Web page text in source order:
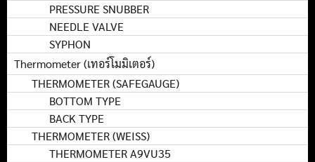
PRESSURE SNUBBER
NEEDLE VALVE
SYPHON
Thermometer (เทอร์โมมิเตอร์)
THERMOMETER (SAFEGAUGE)
BOTTOM TYPE
BACK TYPE
THERMOMETER (WEISS)
THERMOMETER A9VU35